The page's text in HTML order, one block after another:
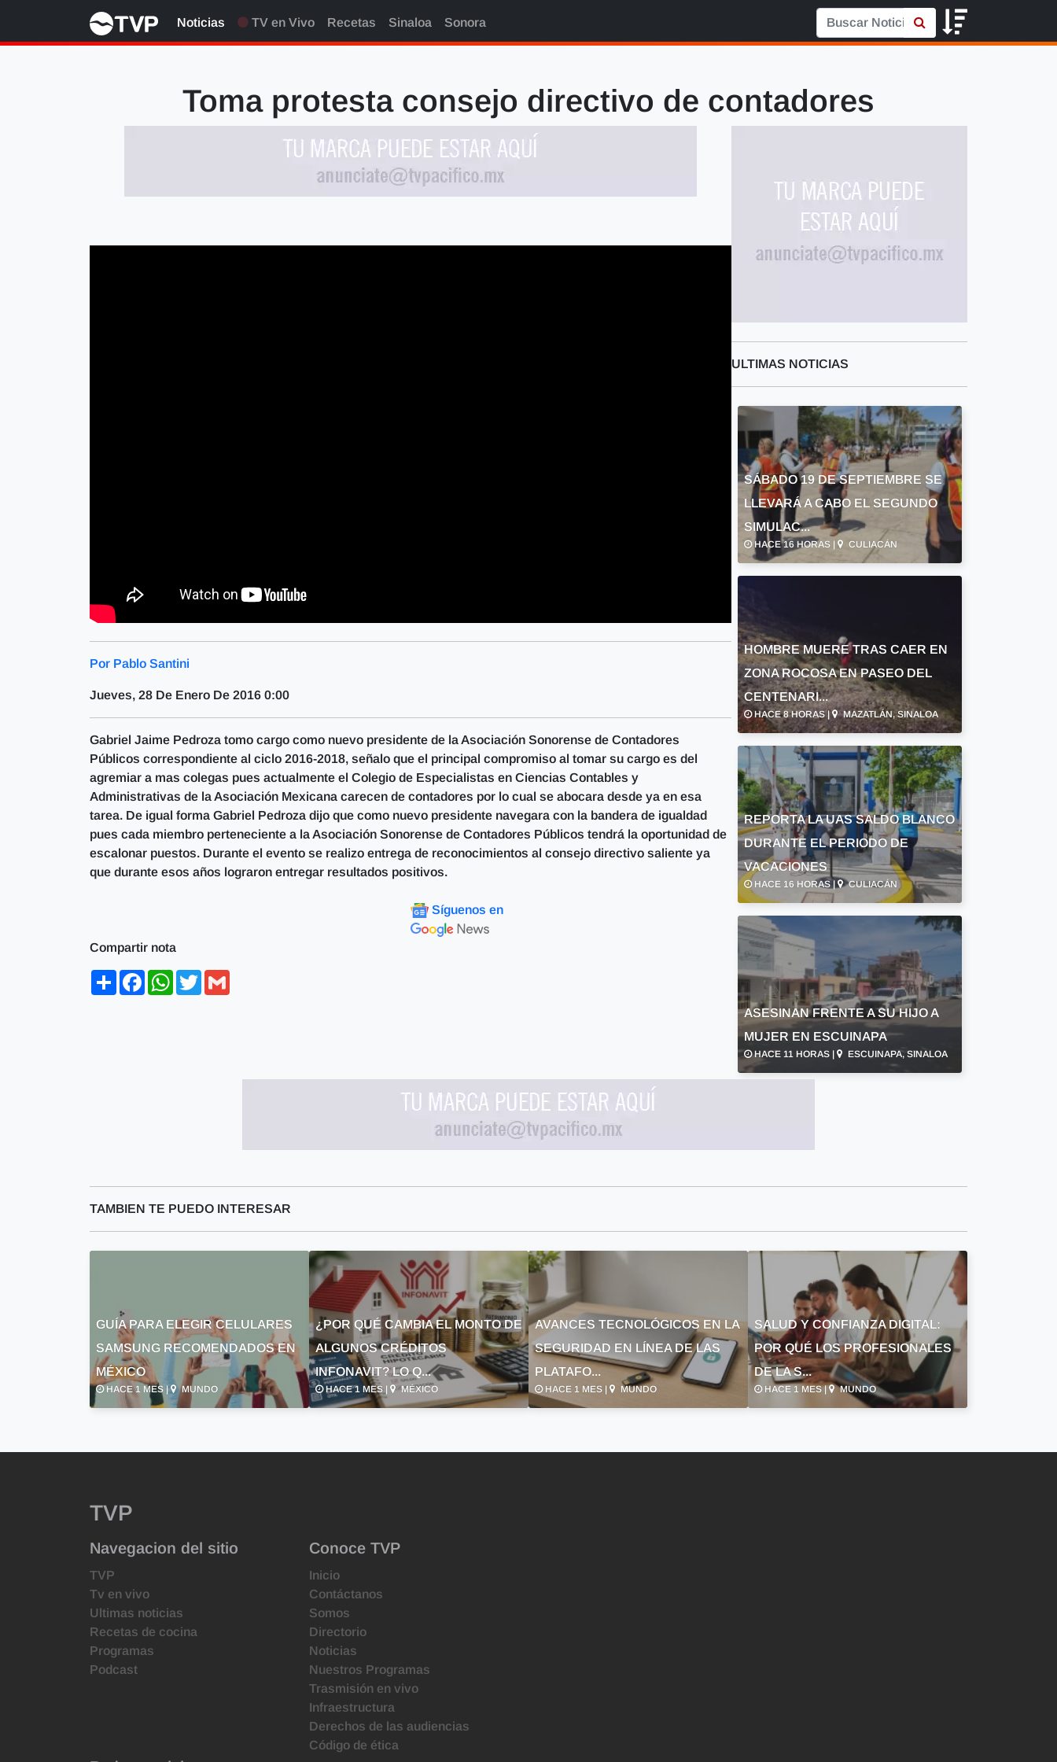
Noticias TV en Vivo Recetas Sinaloa Sonora
Toma protesta consejo directivo de contadores
Por Pablo Santini
Jueves, 28 De Enero De 2016 0:00
Gabriel Jaime Pedroza tomo cargo como nuevo presidente de la Asociación Sonorense de Contadores
Públicos correspondiente al ciclo 2016-2018, señalo que el principal compromiso al tomar su cargo es del
agremiar a mas colegas pues actualmente el Colegio de Especialistas en Ciencias Contables y
Administrativas de la Asociación Mexicana carecen de contadores por lo cual se abocara desde ya en esa
tarea. De igual forma Gabriel Pedroza dijo que como nuevo presidente navegara con la bandera de igualdad
pues cada miembro perteneciente a la Asociación Sonorense de Contadores Públicos tendrá la oportunidad de
escalonar puestos. Durante el evento se realizo entrega de reconocimientos al consejo directivo saliente ya
que durante esos años lograron entregar resultados positivos.
Síguenos en
Compartir nota
ShareFacebookWhatsApp
Twitter
ULTIMAS NOTICIAS
SÁBADO 19 DE SEPTIEMBRE SE
LLEVARÁ A CABO EL SEGUNDO
SIMULAC...
HACE 16 HORAS | CULIACÁN
HOMBRE MUERE TRAS CAER EN
ZONA ROCOSA EN PASEO DEL
CENTENARI...
HACE 8 HORAS | MAZATLÁN, SINALOA
REPORTA LA UAS SALDO BLANCO
DURANTE EL PERIODO DE
VACACIONES
HACE 16 HORAS | CULIACÁN
ASESINAN FRENTE A SU HIJO A
MUJER EN ESCUINAPA
HACE 11 HORAS | ESCUINAPA, SINALOA
TAMBIEN TE PUEDO INTERESAR
GUÍA PARA ELEGIR CELULARES
SAMSUNG RECOMENDADOS EN
MÉXICO
HACE 1 MES | MUNDO
¿POR QUÉ CAMBIA EL MONTO DE
ALGUNOS CRÉDITOS
INFONAVIT? LO Q...
HACE 1 MES | MÉXICO
AVANCES TECNOLÓGICOS EN LA
SEGURIDAD EN LÍNEA DE LAS
PLATAFO...
HACE 1 MES | MUNDO
SALUD Y CONFIANZA DIGITAL:
POR QUÉ LOS PROFESIONALES
DE LA S...
HACE 1 MES | MUNDO
TVP
Navegacion del sitio
TVP
Tv en vivo
Ultimas noticias
Recetas de cocina
Programas
Podcast
Conoce TVP
Inicio
Contáctanos
Somos
Directorio
Noticias
Nuestros Programas
Trasmisión en vivo
Infraestructura
Derechos de las audiencias
Código de ética